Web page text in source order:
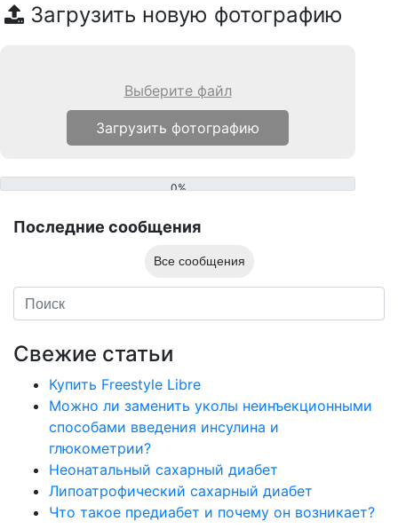
Загрузить новую фотографию
Выберите файл
0%
Последние сообщения
Все сообщения
Свежие статьи
Купить Freestyle Libre
Можно ли заменить уколы неинъекционными
способами введения инсулина и
глюкометрии?
Неонатальный сахарный диабет
Липоатрофический сахарный диабет
Что такое предиабет и почему он возникает?